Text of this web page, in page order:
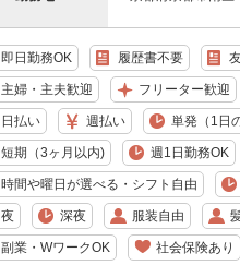
即日勤務OK 履歴書不要
主婦・主夫歓迎 フリーター歓迎
日払い 週払い 単発（1日
短期（3ヶ月以内) 週1日勤務OK
時間や曜日が選べる・シフト自由
夜 深夜 服装自由
副業・WワークOK 社会保険あり